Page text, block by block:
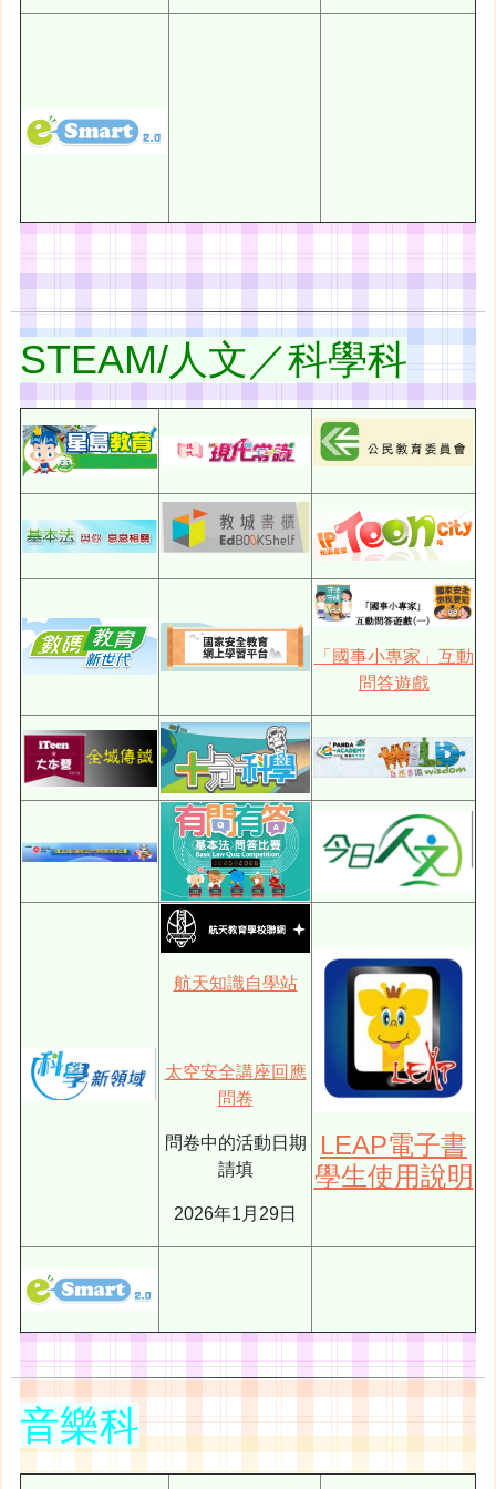
STEAM/人文／科學科
「國事小專家」互動
問答遊戲
航天知識自學站
太空安全講座回應
問卷
問卷中的活動日期
請填
2026年1月29日
LEAP電子書
學生使用說明
音樂科